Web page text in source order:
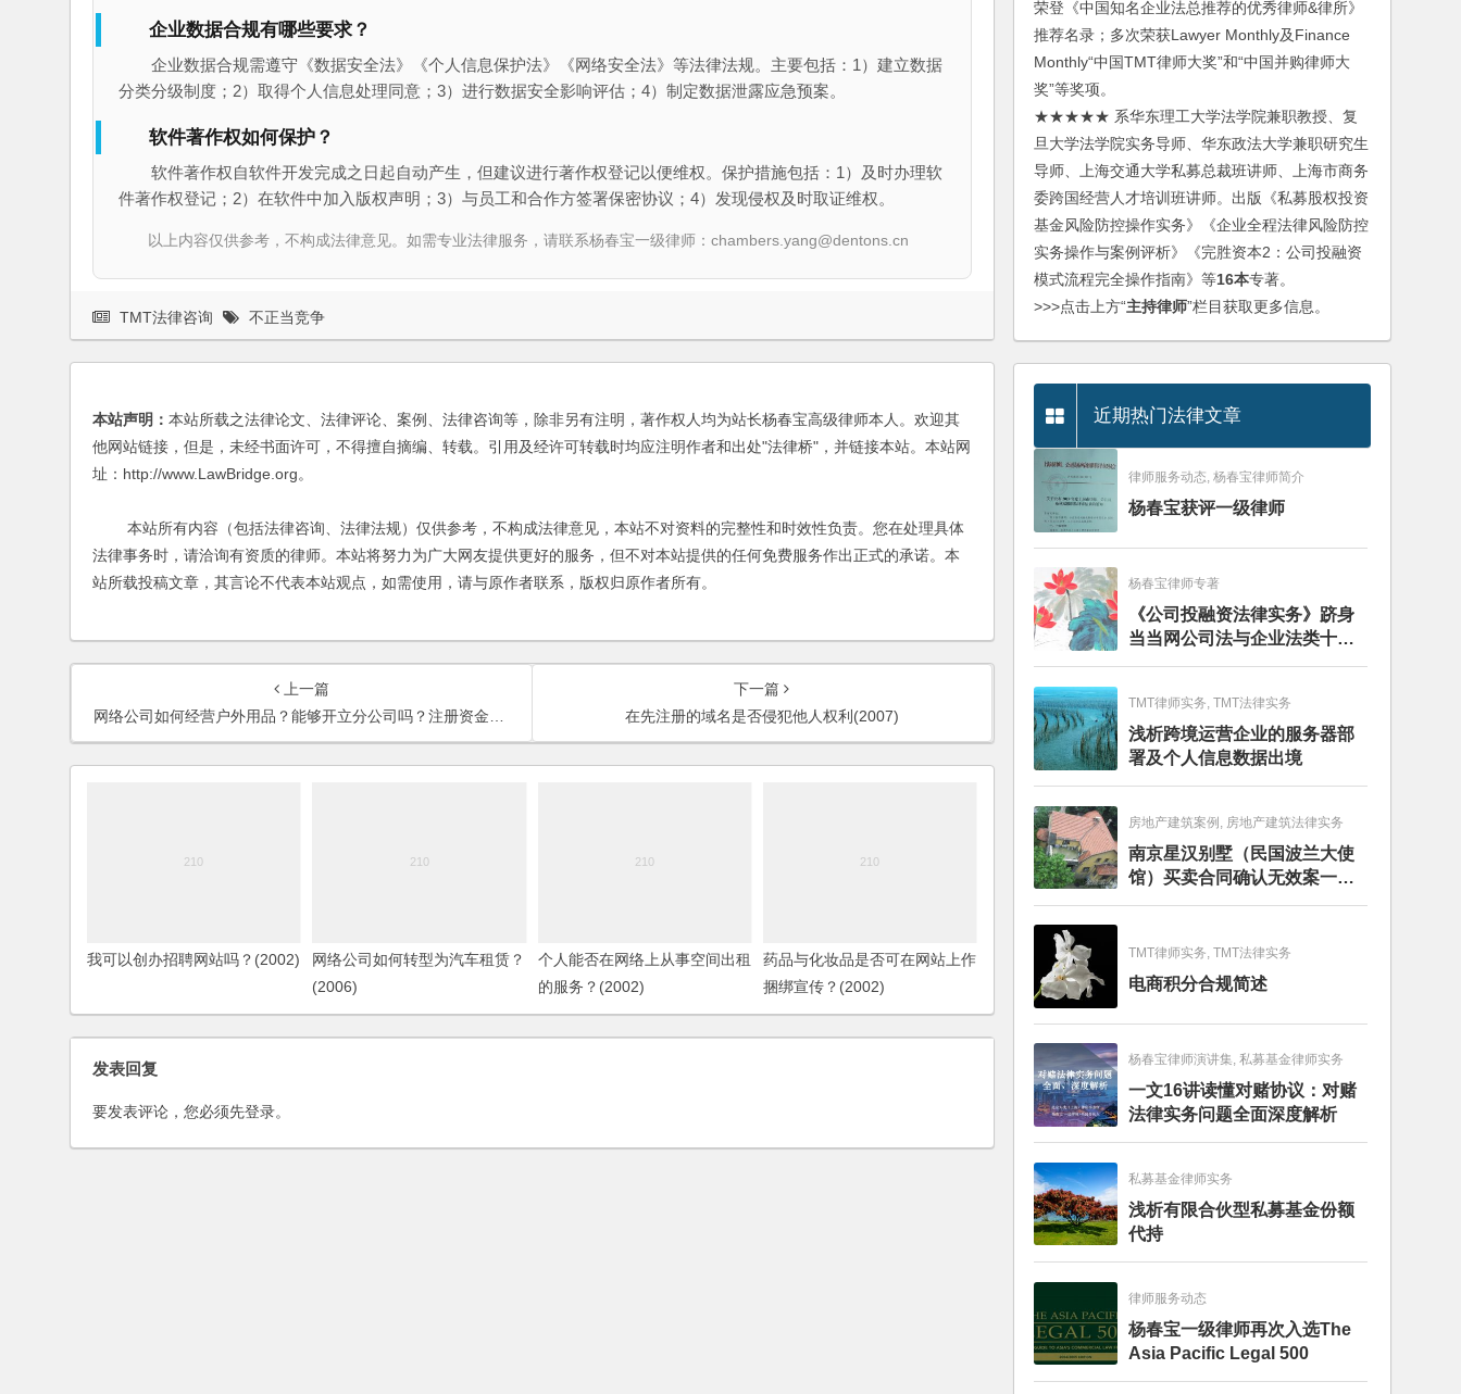
企业数据合规有哪些要求？
企业数据合规需遵守《数据安全法》《个人信息保护法》《网络安全法》等法律法规。主要包括：1）建立数据
分类分级制度；2）取得个人信息处理同意；3）进行数据安全影响评估；4）制定数据泄露应急预案。
软件著作权如何保护？
软件著作权自软件开发完成之日起自动产生，但建议进行著作权登记以便维权。保护措施包括：1）及时办理软
件著作权登记；2）在软件中加入版权声明；3）与员工和合作方签署保密协议；4）发现侵权及时取证维权。
以上内容仅供参考，不构成法律意见。如需专业法律服务，请联系杨春宝一级律师：chambers.yang@dentons.cn
TMT法律咨询 不正当竞争
本站声明： 本站所载之法律论文、法律评论、案例、法律咨询等，除非另有注明，著作权人均为站长杨春宝高级律师本人。欢迎其
他网站链接，但是，未经书面许可，不得擅自摘编、转载。引用及经许可转载时均应注明作者和出处"法律桥"，并链接本站。本站网
址：http://www.LawBridge.org。
本站所有内容（包括法律咨询、法律法规）仅供参考，不构成法律意见，本站不对资料的完整性和时效性负责。您在处理具体
法律事务时，请洽询有资质的律师。本站将努力为广大网友提供更好的服务，但不对本站提供的任何免费服务作出正式的承诺。本
站所载投稿文章，其言论不代表本站观点，如需使用，请与原作者联系，版权归原作者所有。
上一篇
网络公司如何经营户外用品？能够开立分公司吗？注册资金是多少？(2006)
下一篇
在先注册的域名是否侵犯他人权利(2007)
我可以创办招聘网站吗？(2002)
网络公司如何转型为汽车租赁？
(2006)
个人能否在网络上从事空间出租
的服务？(2002)
药品与化妆品是否可在网站上作
捆绑宣传？(2002)
发表回复
要发表评论，您必须先登录。
荣登《中国知名企业法总推荐的优秀律师&律所》
推荐名录；多次荣获Lawyer Monthly及Finance
Monthly“中国TMT律师大奖”和“中国并购律师大
奖”等奖项。
★★★★★ 系华东理工大学法学院兼职教授、复
旦大学法学院实务导师、华东政法大学兼职研究生
导师、上海交通大学私募总裁班讲师、上海市商务
委跨国经营人才培训班讲师。出版《私募股权投资
基金风险防控操作实务》《企业全程法律风险防控
实务操作与案例评析》《完胜资本2：公司投融资
模式流程完全操作指南》等16本专著。
>>>点击上方“主持律师”栏目获取更多信息。
近期热门法律文章
律师服务动态, 杨春宝律师简介
杨春宝获评一级律师
杨春宝律师专著
《公司投融资法律实务》跻身
当当网公司法与企业法类十大
畅销图书榜
TMT律师实务, TMT法律实务
浅析跨境运营企业的服务器部
署及个人信息数据出境
房地产建筑案例, 房地产建筑法律实务
南京星汉别墅（民国波兰大使
馆）买卖合同确认无效案一审
判决书
TMT律师实务, TMT法律实务
电商积分合规简述
杨春宝律师演讲集, 私募基金律师实务
一文16讲读懂对赌协议：对赌
法律实务问题全面深度解析
私募基金律师实务
浅析有限合伙型私募基金份额
代持
律师服务动态
杨春宝一级律师再次入选The
Asia Pacific Legal 500